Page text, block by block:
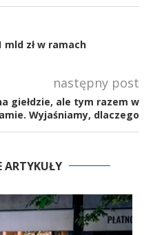
mld zł w ramach
następny post
giełdzie, ale tym razem w
Wyjaśniamy, dlaczego
ARTYKUŁY